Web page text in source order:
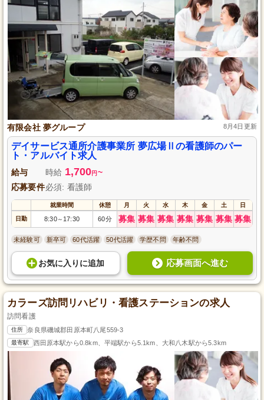
有限会社 夢グループ 8月4日更新
デイサービス通所介護事業所 夢広場Ⅱの看護師のパー
ト・アルバイト求人
給与 時給 1,700円 ~
応募要件必須: 看護師
就業時間 休憩 月 火 水 木 金 土 日
日勤 8:30～ 17:30 60分 募集 募集 募集 募集 募集 募集 募集
未経験可 新卒可 60代活躍 50代活躍 学歴不問 年齢不問
お気に入り に追加 応募画面へ進む
カラーズ訪問リハビリ・看護ステーションの求人
訪問看護
住所 奈良県磯城郡田原本町八尾559-3
最寄駅 西田原本駅から0.8km、平端駅から5.1km、大和八木駅から5.3km